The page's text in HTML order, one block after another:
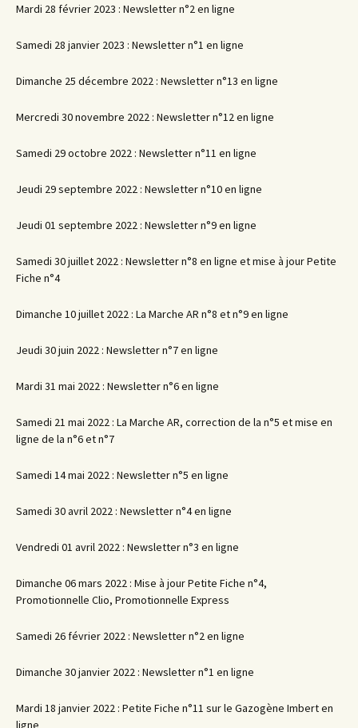
Mardi 28 février 2023 : Newsletter n°2 en ligne
Samedi 28 janvier 2023 : Newsletter n°1 en ligne
Dimanche 25 décembre 2022 : Newsletter n°13 en ligne
Mercredi 30 novembre 2022 : Newsletter n°12 en ligne
Samedi 29 octobre 2022 : Newsletter n°11 en ligne
Jeudi 29 septembre 2022 : Newsletter n°10 en ligne
Jeudi 01 septembre 2022 : Newsletter n°9 en ligne
Samedi 30 juillet 2022 : Newsletter n°8 en ligne et mise à jour Petite
Fiche n°4
Dimanche 10 juillet 2022 : La Marche AR n°8 et n°9 en ligne
Jeudi 30 juin 2022 : Newsletter n°7 en ligne
Mardi 31 mai 2022 : Newsletter n°6 en ligne
Samedi 21 mai 2022 : La Marche AR, correction de la n°5 et mise en
ligne de la n°6 et n°7
Samedi 14 mai 2022 : Newsletter n°5 en ligne
Samedi 30 avril 2022 : Newsletter n°4 en ligne
Vendredi 01 avril 2022 : Newsletter n°3 en ligne
Dimanche 06 mars 2022 : Mise à jour Petite Fiche n°4,
Promotionnelle Clio, Promotionnelle Express
Samedi 26 février 2022 : Newsletter n°2 en ligne
Dimanche 30 janvier 2022 : Newsletter n°1 en ligne
Mardi 18 janvier 2022 : Petite Fiche n°11 sur le Gazogène Imbert en
ligne